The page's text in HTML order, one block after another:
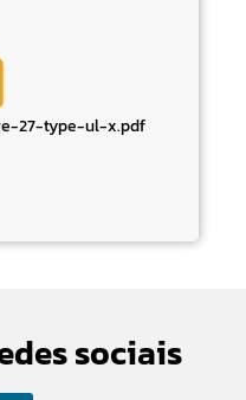
27-type-ul-x.pdf
sociais